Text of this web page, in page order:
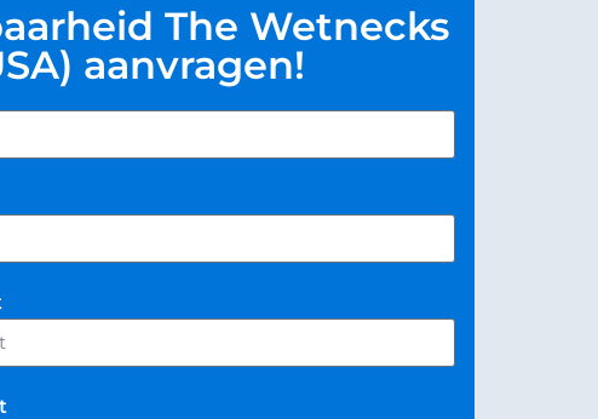
The Wetnecks
aanvragen!